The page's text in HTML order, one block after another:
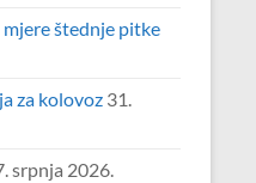
štednje pitke
za kolovoz 31.
srpnja 2026.